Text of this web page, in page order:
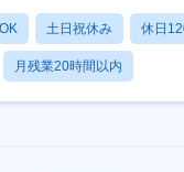
土日祝休み 休日
月残業20時間以内